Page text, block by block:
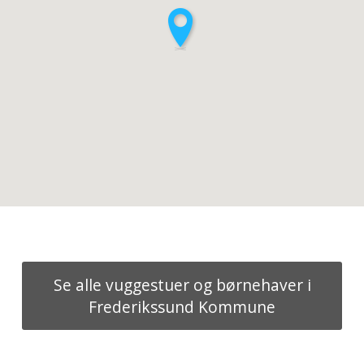
Se alle vuggestuer og børnehaver i
Frederikssund Kommune